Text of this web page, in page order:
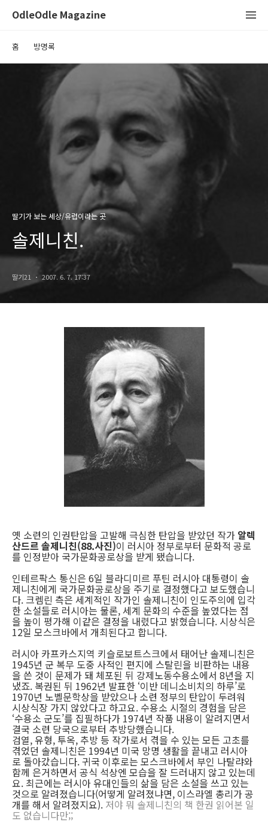
OdleOdle Magazine
홈 방명록
딸기가 보는 세상/유럽이라는 곳
솔제니친.
딸기21 2007. 6. 7. 17:37
옛 소련의 인권탄압을 고발해 극심한 탄압을 받았던 작가 알렉
산드르 솔제니친(88.사진)이 러시아 정부로부터 문화적 공로
를 인정받아 국가문화공로상을 받게 됐습니다.
인테르팍스 통신은 6일 블라디미르 푸틴 러시아 대통령이 솔
제니친에게 국가문화공로상을 주기로 결정했다고 보도했습니
다. 크렘린 측은 세계적인 작가인 솔제니친이 인도주의에 입각
한 소설들로 러시아는 물론, 세계 문화의 수준을 높였다는 점
을 높이 평가해 이같은 결정을 내렸다고 밝혔습니다. 시상식은
12일 모스크바에서 개최된다고 합니다.
러시아 카프카스지역 키슬로보트스크에서 태어난 솔제니친은
1945년 군 복무 도중 사적인 편지에 스탈린을 비판하는 내용
을 쓴 것이 문제가 돼 체포된 뒤 강제노동수용소에서 8년을 지
냈죠. 복권된 뒤 1962년 발표한 ‘이반 데니소비치의 하루’로
1970년 노벨문학상을 받았으나 소련 정부의 탄압이 두려워
시상식장 가지 않았다고 하고요. 수용소 시절의 경험을 담은
‘수용소 군도’를 집필하다가 1974년 작품 내용이 알려지면서
결국 소련 당국으로부터 추방당했습니다.
검열, 유형, 투옥, 추방 등 작가로서 겪을 수 있는 모든 고초를
겪었던 솔제니친은 1994년 미국 망명 생활을 끝내고 러시아
로 돌아갔습니다. 귀국 이후로는 모스크바에서 부인 나탈랴와
함께 은거하면서 공식 석상엔 모습을 잘 드러내지 않고 있는데
요. 최근에는 러시아 유대인들의 삶을 담은 소설을 쓰고 있는
것으로 알려졌습니다(어떻게 알려졌냐면, 이스라엘 총리가 공
개를 해서 알려졌지요). 저야 뭐 솔제니친의 책 한권 읽어본 일
도 없습니다만;;